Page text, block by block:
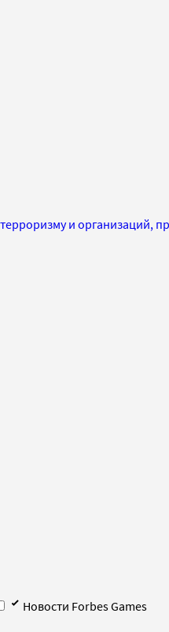
и организаций,
Новости Forbes Games